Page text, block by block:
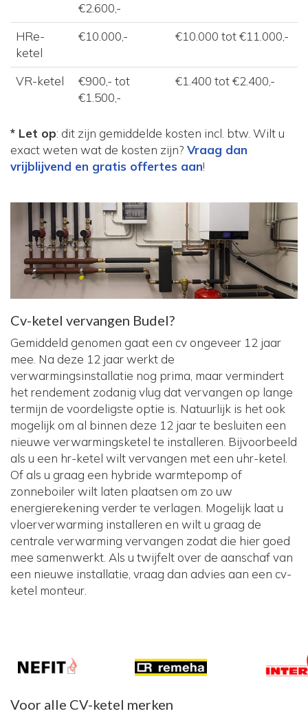
€2.600,-
HRe-
ketel
€10.000,- €10.000 tot €11.000,-
VR-ketel
€900,- tot
€1.500,-
€1.400 tot €2.400,-
* Let op: dit zijn gemiddelde kosten incl. btw. Wilt u
exact weten wat de kosten zijn? Vraag dan
vrijblijvend en gratis offertes aan!
Cv-ketel vervangen Budel?
Gemiddeld genomen gaat een cv ongeveer 12 jaar
mee. Na deze 12 jaar werkt de
verwarmingsinstallatie nog prima, maar vermindert
het rendement zodanig vlug dat vervangen op lange
termijn de voordeligste optie is. Natuurlijk is het ook
mogelijk om al binnen deze 12 jaar te besluiten een
nieuwe verwarmingsketel te installeren. Bijvoorbeeld
als u een hr-ketel wilt vervangen met een uhr-ketel.
Of als u graag een hybride warmtepomp of
zonneboiler wilt laten plaatsen om zo uw
energierekening verder te verlagen. Mogelijk laat u
vloerverwarming installeren en wilt u graag de
centrale verwarming vervangen zodat die hier goed
mee samenwerkt. Als u twijfelt over de aanschaf van
een nieuwe installatie, vraag dan advies aan een cv-
ketel monteur.
Voor alle CV-ketel merken